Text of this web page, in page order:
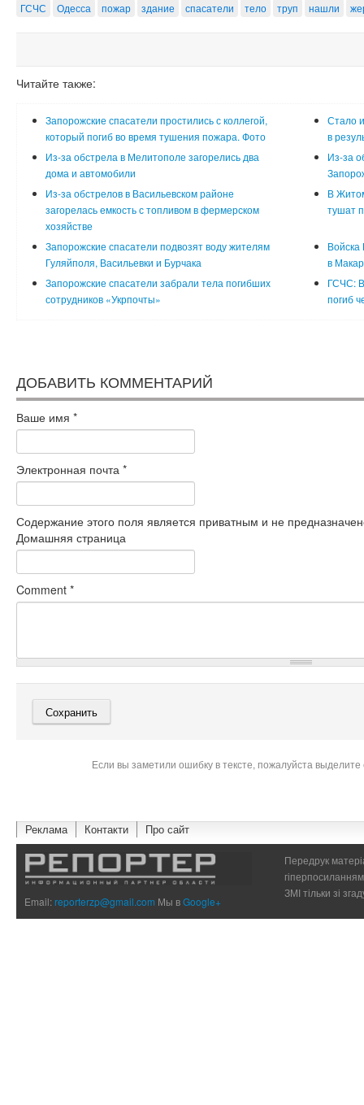
ГСЧС
Одесса пожар здание спасатели тело труп нашли
Читайте также:
Запорожские спасатели простились с коллегой,
который погиб во время тушения пожара. Фото
Стало
в
Из-за обстрела в Мелитополе загорелись два
дома и автомобили
Из-за
Из-за обстрелов в Васильевском районе
загорелась емкость с топливом в фермерском
хозяйстве
В
тушат
Запорожские спасатели подвозят воду жителям
Гуляйполя, Васильевки и Бурчака
в
Запорожские спасатели забрали тела погибших
сотрудников «Укрпочты»
ГСЧС: В
погиб
ДОБАВИТЬ КОММЕНТАРИЙ
Ваше имя *
Электронная почта *
Содержание этого поля является приватным и не
Домашняя страница
Comment *
Если вы заметили ошибку в тексте, пожалуйста
Реклама Контакти Про сайт
Email:reporterzp@gmail.com Мы вGoogle+
Передрук
ЗМІ тільки зі